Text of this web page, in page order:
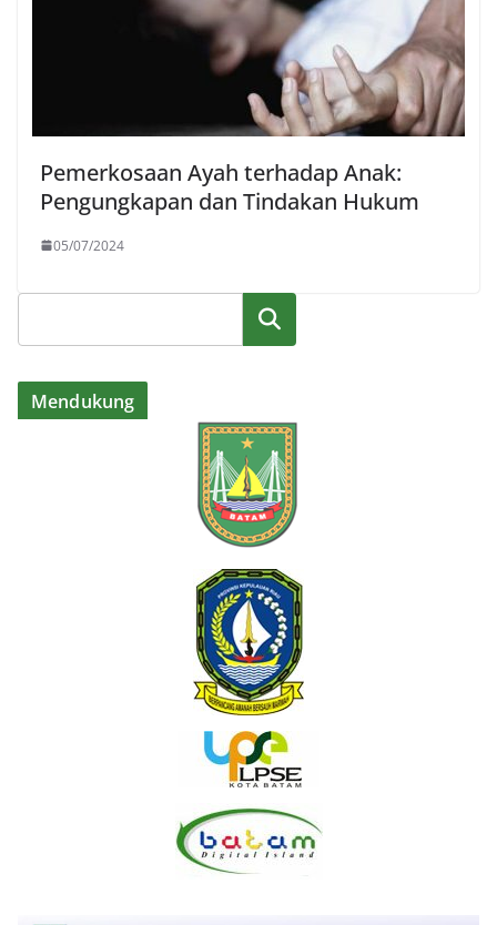
Pemerkosaan Ayah terhadap Anak:
Pengungkapan dan Tindakan Hukum
05/07/2024
Cari
Mendukung